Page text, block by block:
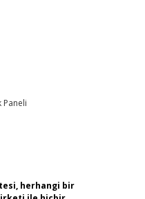
herhangi bir